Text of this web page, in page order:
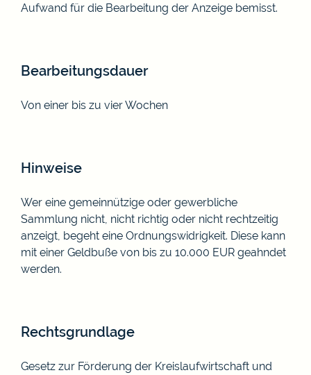
Aufwand für die Bearbeitung der Anzeige bemisst.
Bearbeitungsdauer
Von einer bis zu vier Wochen
Hinweise
Wer eine gemeinnützige oder gewerbliche
Sammlung nicht, nicht richtig oder nicht rechtzeitig
anzeigt, begeht eine Ordnungswidrigkeit. Diese kann
mit einer Geldbuße von bis zu 10.000 EUR geahndet
werden.
Rechtsgrundlage
Gesetz zur Förderung der Kreislaufwirtschaft und